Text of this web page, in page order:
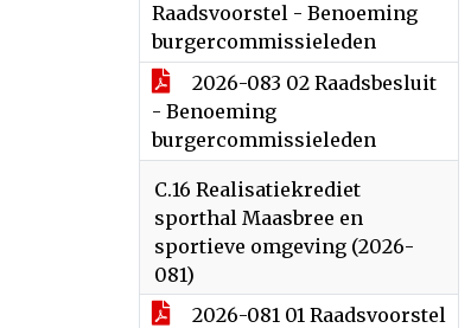
Raadsvoorstel - Benoeming
burgercommissieleden
2026-083 02 Raadsbesluit
- Benoeming
burgercommissieleden
C.16 Realisatiekrediet
sporthal Maasbree en
sportieve omgeving (2026-
081)
2026-081 01 Raadsvoorstel